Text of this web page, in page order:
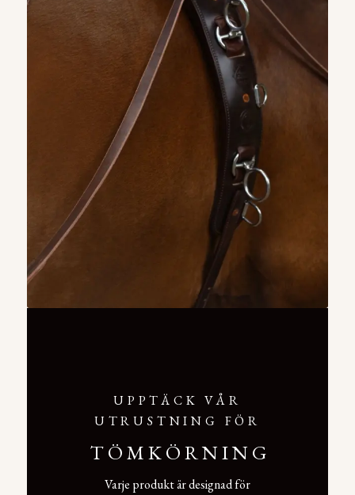
UPPTÄCK VÅR
UTRUSTNING FÖR
TÖMKÖRNING
Varje produkt är designad för